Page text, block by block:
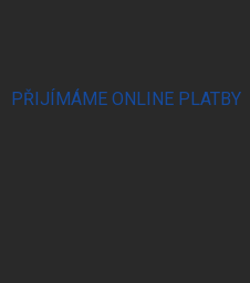
PŘIJÍMÁME ONLINE PLATBY